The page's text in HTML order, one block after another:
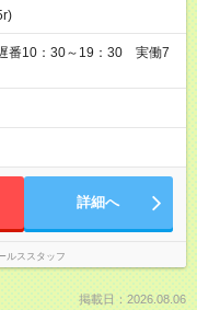
番10：30～19：30 実働7
詳細へ
ルススタッフ
掲載日：2026.08.06